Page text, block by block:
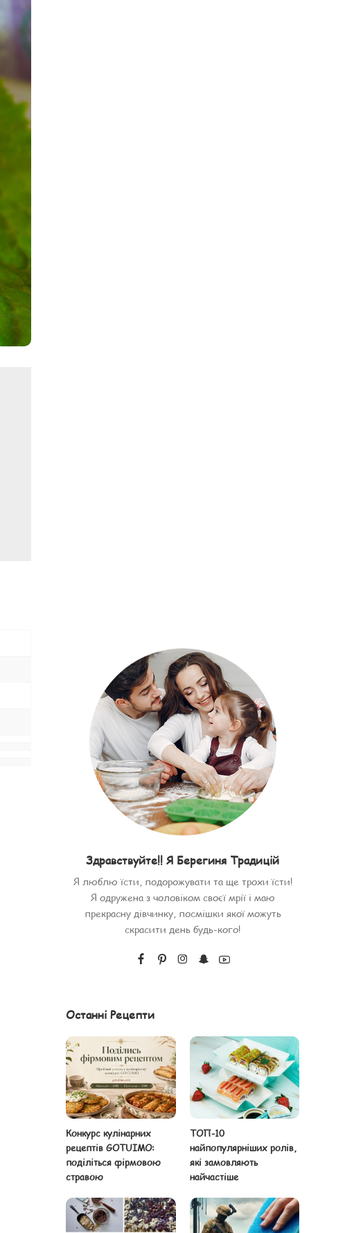
Здравствуйте!! Я Берегиня Традицій
Я люблю їсти, подорожувати та ще трохи їсти!
Я одружена з чоловіком своєї мрії і маю
прекрасну дівчинку, посмішки якої можуть
скрасити день будь-кого!
Останні Рецепти
Конкурс кулінарних
рецептів GOTUIMO:
поділіться фірмовою
стравою
ТОП-10
найпопулярніших ролів,
які замовляють
найчастіше